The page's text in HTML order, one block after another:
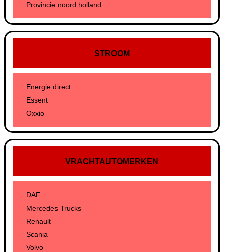
Provincie noord holland
STROOM
Energie direct
Essent
Oxxio
VRACHTAUTOMERKEN
DAF
Mercedes Trucks
Renault
Scania
Volvo